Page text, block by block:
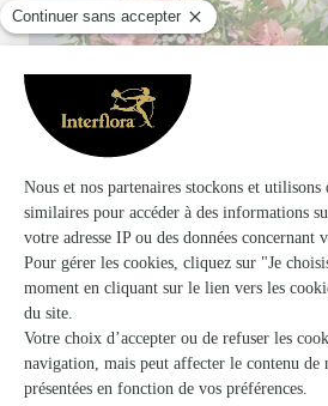
Bouquets de Marie’flore
Sainghin en Weppes
199, rue Gambetta
Voir la boutique